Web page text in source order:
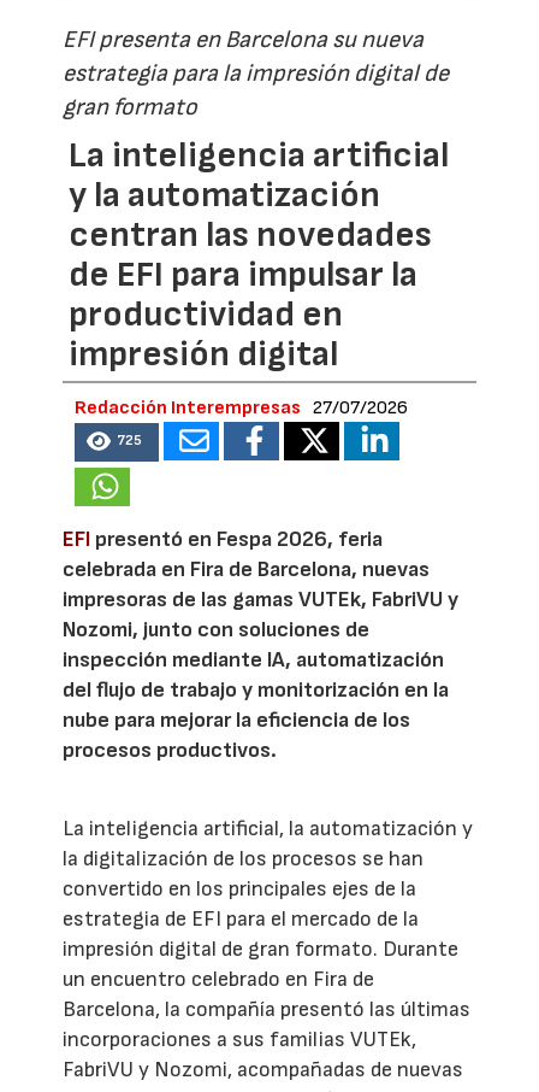
EFI presenta en Barcelona su nueva
estrategia para la impresión digital de
gran formato
La inteligencia artificial
y la automatización
centran las novedades
de EFI para impulsar la
productividad en
impresión digital
Redacción Interempresas 27/07/2026
725
EFI presentó en Fespa 2026, feria
celebrada en Fira de Barcelona, nuevas
impresoras de las gamas VUTEk, FabriVU y
Nozomi, junto con soluciones de
inspección mediante IA, automatización
del flujo de trabajo y monitorización en la
nube para mejorar la eficiencia de los
procesos productivos.
La inteligencia artificial, la automatización y
la digitalización de los procesos se han
convertido en los principales ejes de la
estrategia de EFI para el mercado de la
impresión digital de gran formato. Durante
un encuentro celebrado en Fira de
Barcelona, la compañía presentó las últimas
incorporaciones a sus familias VUTEk,
FabriVU y Nozomi, acompañadas de nuevas